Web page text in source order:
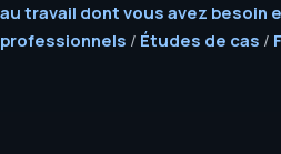
au travail dont vous avez besoin
professionnels / Études de cas /